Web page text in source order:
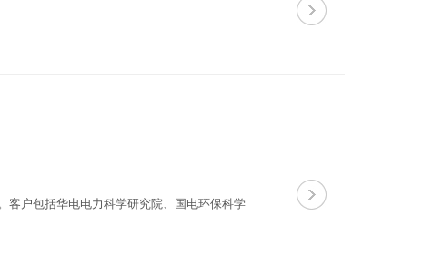
客户包括华电电力科学研究院、国电环保科学